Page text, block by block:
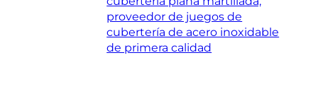
proveedor de juegos de
cubertería de acero inoxidable
de primera calidad